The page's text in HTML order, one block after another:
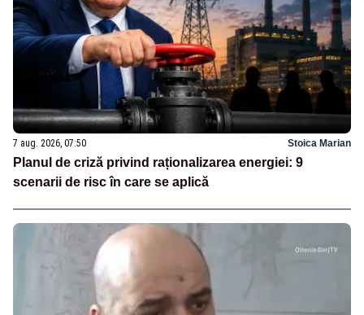
7 aug. 2026, 07:50 Stoica Marian
Planul de criză privind raționalizarea energiei: 9
scenarii de risc în care se aplică